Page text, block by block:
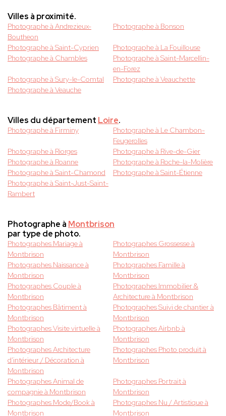
Villes à proximité.
Photographe à Andrezieux-
Boutheon
Photographe à Bonson
Photographe à Saint-Cyprien
Photographe à La Fouillouse
Photographe à Chambles
Photographe à Saint-Marcellin-
en-Forez
Photographe à Sury-le-Comtal
Photographe à Veauchette
Photographe à Veauche
Villes du département Loire.
Photographe à Firminy
Photographe à Le Chambon-
Feugerolles
Photographe à Riorges
Photographe à Rive-de-Gier
Photographe à Roanne
Photographe à Roche-la-Molière
Photographe à Saint-Chamond
Photographe à Saint-Étienne
Photographe à Saint-Just-Saint-
Rambert
Photographe à Montbrison
par type de photo.
Photographes Mariage à
Montbrison
Photographes Grossesse à
Montbrison
Photographes Naissance à
Montbrison
Photographes Famille à
Montbrison
Photographes Couple à
Montbrison
Photographes Immobilier &
Architecture à Montbrison
Photographes Bâtiment à
Montbrison
Photographes Suivi de chantier à
Montbrison
Photographes Visite virtuelle à
Montbrison
Photographes Airbnb à
Montbrison
Photographes Architecture
d'intérieur / Décoration à
Montbrison
Photographes Photo produit à
Montbrison
Photographes Animal de
compagnie à Montbrison
Photographes Portrait à
Montbrison
Photographes Mode/Book à
Montbrison
Photographes Nu / Artistique à
Montbrison